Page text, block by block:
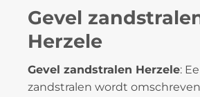
Gevel
Herzele
Gevel zandstralen Herzele:
zandstralen wordt omschreven